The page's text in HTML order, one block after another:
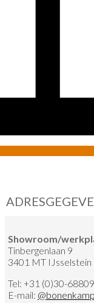
Showroom/
Tinbergenlaan 9
3401 MT IJsselstein
Tel: +31 (0)30-
E-mail: @